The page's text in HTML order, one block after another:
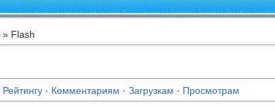
» Flash
Рейтингу · Комментариям · Загрузкам · Просмотрам